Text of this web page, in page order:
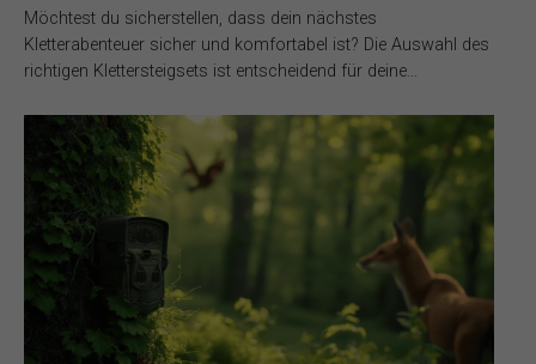
Möchtest du sicherstellen, dass dein nächstes
Kletterabenteuer sicher und komfortabel ist? Die Auswahl des
richtigen Klettersteigsets ist entscheidend für deine…